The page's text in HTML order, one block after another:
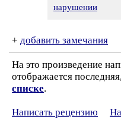
нарушении
+ добавить замечания
На это произведение
отображается
списке.
Написать рецензию